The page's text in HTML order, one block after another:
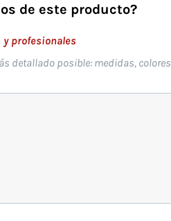
de este producto?
y profesionales
detallado posible: medidas,